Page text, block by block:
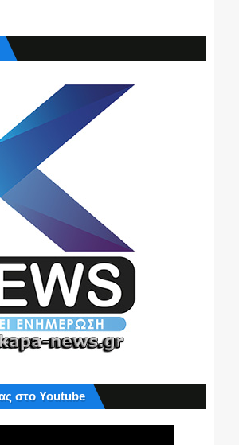
στο Youtube